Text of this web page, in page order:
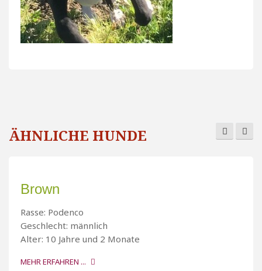
ÄHNLICHE HUNDE
Brown
Rasse: Podenco
Geschlecht: männlich
Alter: 10 Jahre und 2 Monate
MEHR ERFAHREN ...